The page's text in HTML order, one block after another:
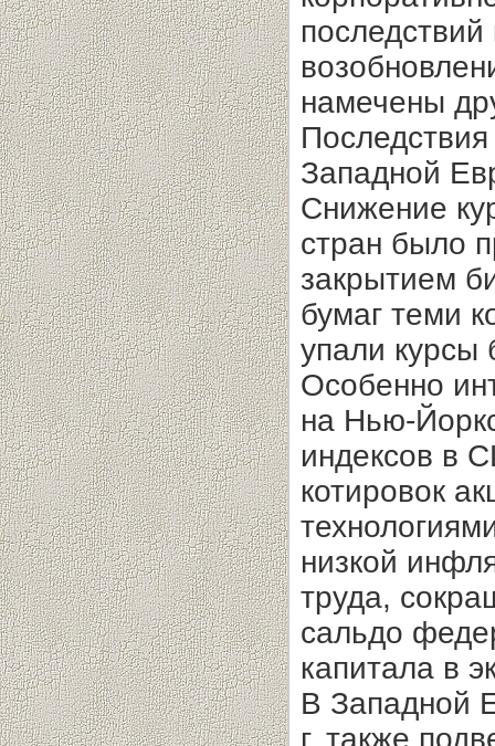
намечены
Западной
Снижение
стран было
закрытием
бу­маг теми
упали курсы
Особенно
на Нью-
индексов в
котировок
низкой
труда,
сальдо
капитала в
В Западной
г. также